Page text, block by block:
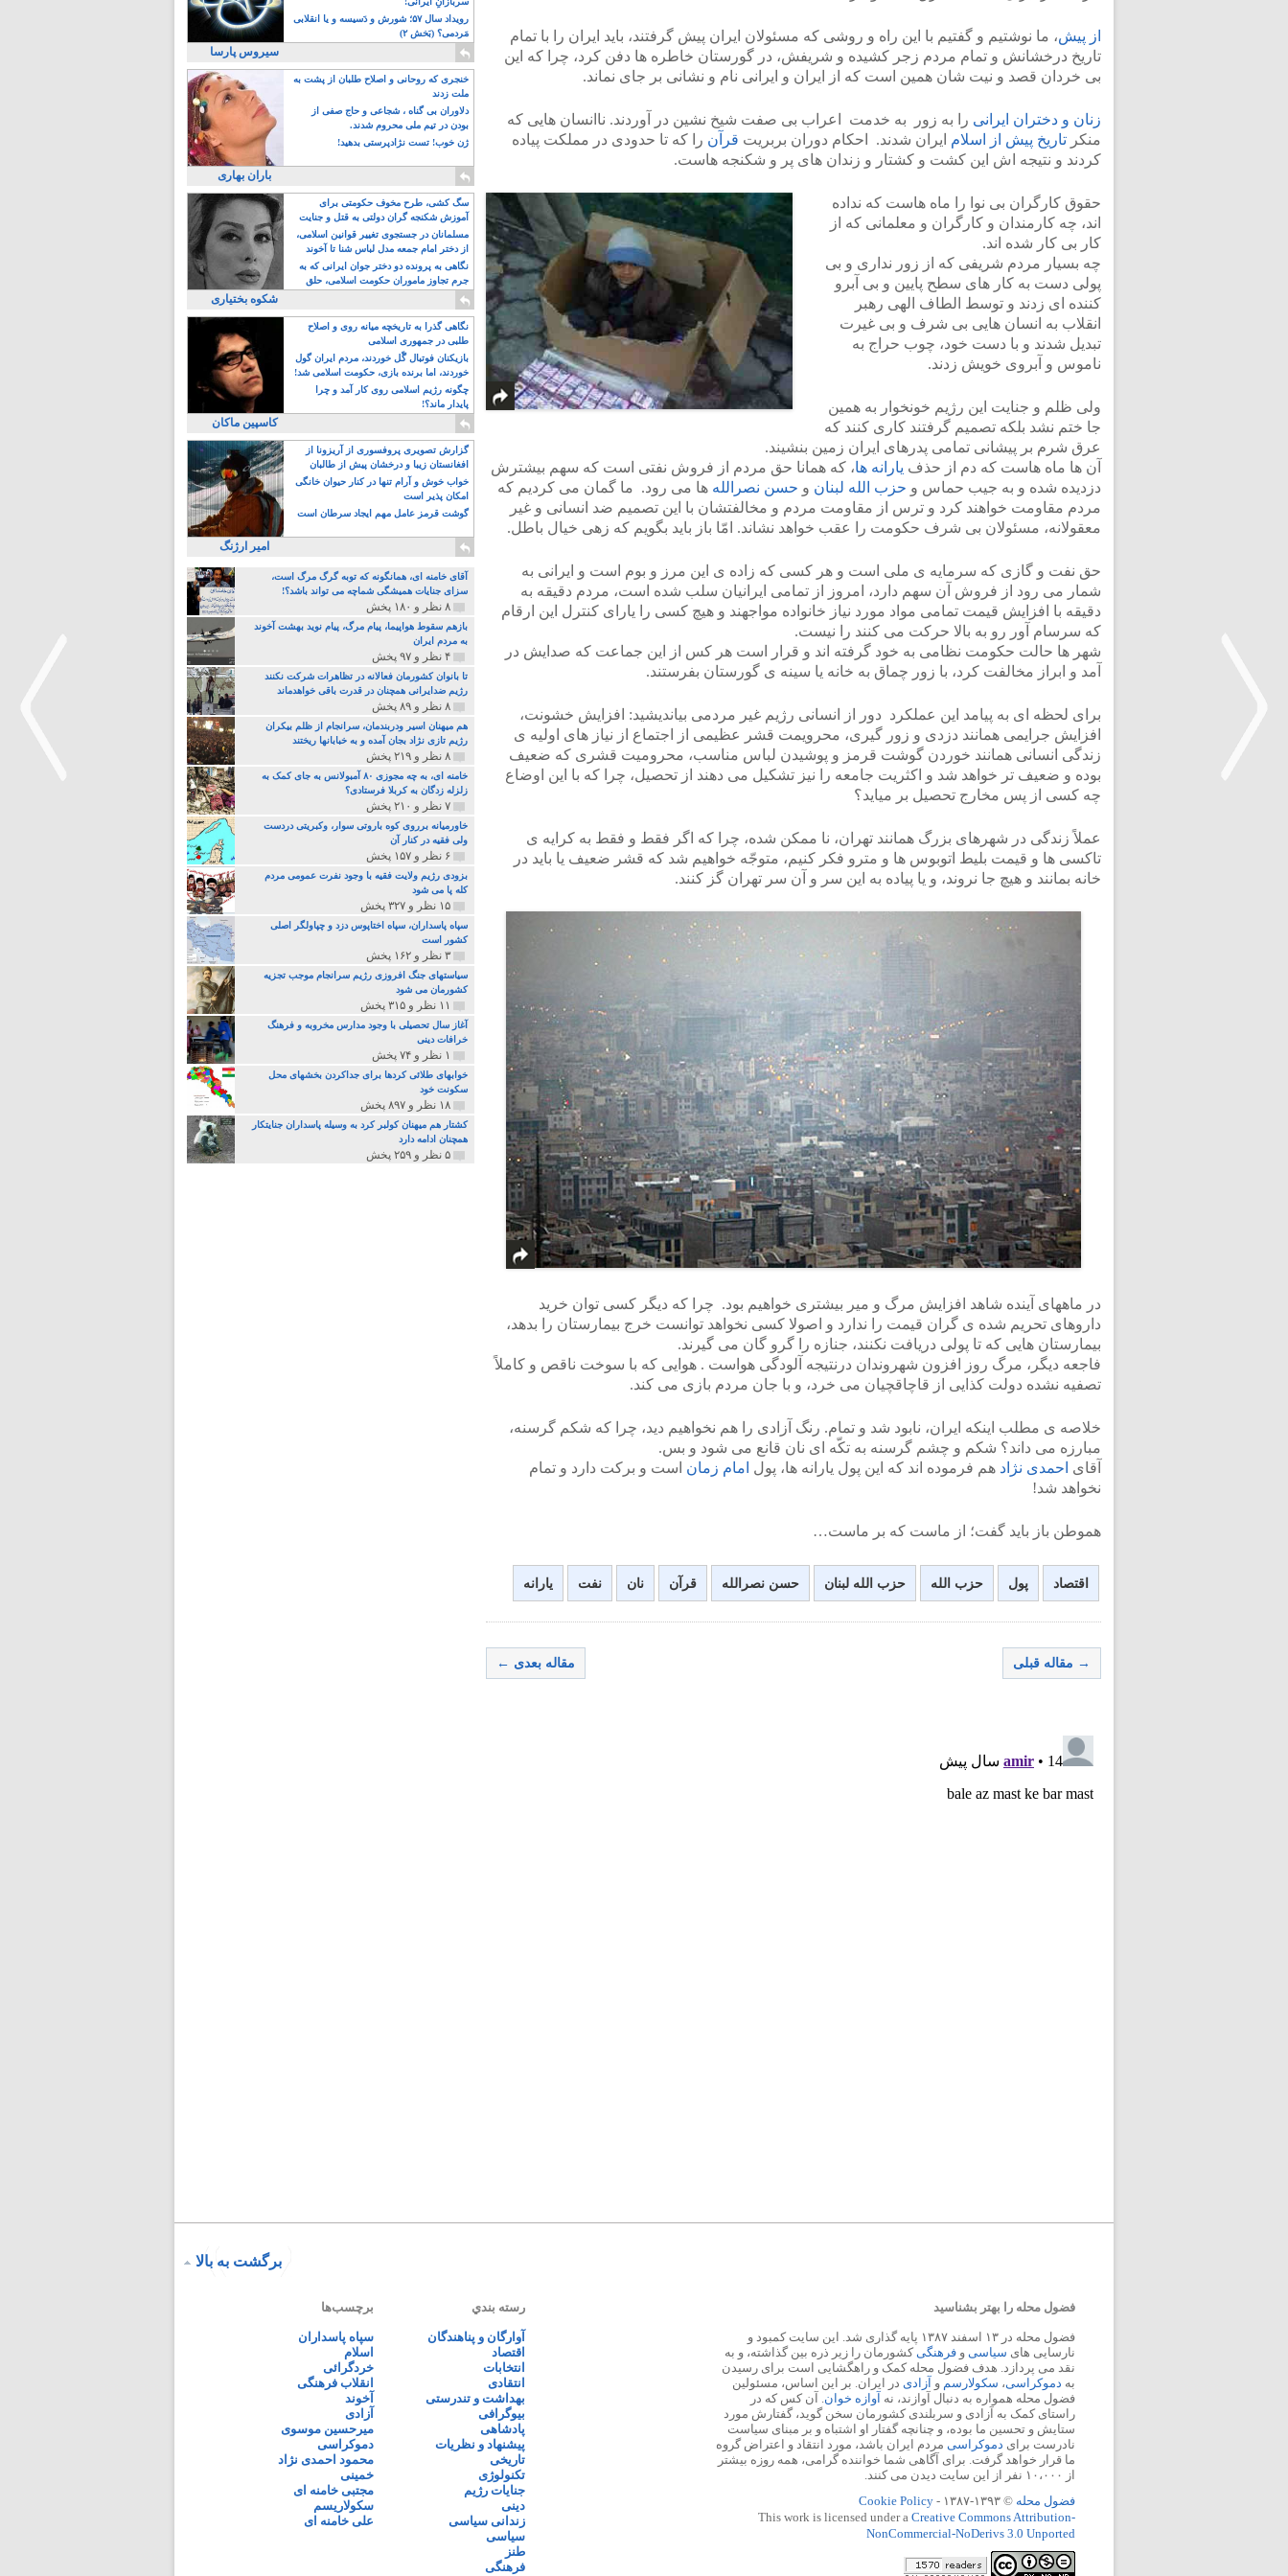
از پیش، ما نوشتیم و گفتیم با این راه و روشی که مسئولان ایران پیش گرفتند، باید ایران را با تمام
تاریخ درخشانش و تمام مردم زجر کشیده و شریفش، در گورستان خاطره ها دفن کرد، چرا که این
بی خردان قصد و نیت شان همین است که از ایران و ایرانی نام و نشانی بر جای نماند.
زنان و دختران ایرانی را به زور به خدمت اعراب بی صفت شیخ نشین در آوردند. ناانسان هایی که
منکر تاریخ پیش از اسلام ایران شدند. احکام دوران بربریت قرآن را که تا حدودی در مملکت پیاده
کردند و نتیجه اش این کشت و کشتار و زندان های پر و شکنجه هاست.
حقوق کارگران بی نوا را ماه هاست که نداده
اند، چه کارمندان و کارگران و معلمانی که از
کار بی کار شده اند.
چه بسیار مردم شریفی که از زور نداری و بی
پولی دست به کار های سطح پایین و بی آبرو
کننده ای زدند و توسط الطاف الهی رهبر
انقلاب به انسان هایی بی شرف و بی غیرت
تبدیل شدند و با دست خود، چوب حراج به
ناموس و آبروی خویش زدند.
ولی ظلم و جنایت این رژیم خونخوار به همین
جا ختم نشد بلکه تصمیم گرفتند کاری کنند که
عرق شرم بر پیشانی تمامی پدرهای ایران زمین بنشیند.
آن ها ماه هاست که دم از حذف یارانه ها، که همانا حق مردم از فروش نفتی است که سهم بیشترش
دزدیده شده و به جیب حماس و حزب الله لبنان و حسن نصرالله ها می رود. ما گمان می کردیم که
مردم مقاومت خواهند کرد و ترس از مقاومت مردم و مخالفتشان با این تصمیم ضد انسانی و غیر
معقولانه، مسئولان بی شرف حکومت را عقب خواهد نشاند. امّا باز باید بگویم که زهی خیال باطل.
حق نفت و گازی که سرمایه ی ملی است و هر کسی که زاده ی این مرز و بوم است و ایرانی به
شمار می رود از فروش آن سهم دارد، امروز از تمامی ایرانیان سلب شده است، مردم دقیقه به
دقیقه با افزایش قیمت تمامی مواد مورد نیاز خانواده مواجهند و هیچ کسی را یارای کنترل این ارقام
که سرسام آور رو به بالا حرکت می کنند را نیست.
شهر ها حالت حکومت نظامی به خود گرفته اند و قرار است هر کس از این جماعت که صدایش در
آمد و ابراز مخالفت کرد، با زور چماق به خانه یا سینه ی گورستان بفرستند.
برای لحظه ای به پیامد این عملکرد دور از انسانی رژیم غیر مردمی بیاندیشید: افزایش خشونت،
افزایش جرایمی همانند دزدی و زور گیری، محرویمت قشر عظیمی از اجتماع از نیاز های اولیه ی
زندگی انسانی همانند خوردن گوشت قرمز و پوشیدن لباس مناسب، محرومیت قشری که ضعیف
بوده و ضعیف تر خواهد شد و اکثریت جامعه را نیز تشکیل می دهند از تحصیل، چرا که با این اوضاع
چه کسی از پس مخارج تحصیل بر میاید؟
عملاً زندگی در شهرهای بزرگ همانند تهران، نا ممکن شده، چرا که اگر فقط و فقط به کرایه ی
تاکسی ها و قیمت بلیط اتوبوس ها و مترو فکر کنیم، متوجّه خواهیم شد که قشر ضعیف یا باید در
خانه بمانند و هیچ جا نروند، و یا پیاده به این سر و آن سر تهران گز کنند.
در ماههای آینده شاهد افزایش مرگ و میر بیشتری خواهیم بود. چرا که دیگر کسی توان خرید
داروهای تحریم شده ی گران قیمت را ندارد و اصولا کسی نخواهد توانست خرج بیمارستان را بدهد،
بیمارستان هایی که تا پولی دریافت نکنند، جنازه را گرو گان می گیرند.
فاجعه دیگر، مرگ روز افزون شهروندان درنتیجه آلودگی هواست . هوایی که با سوخت ناقص و کاملاً
تصفیه نشده دولت کذایی از قاچاقچیان می خرد، و با جان مردم بازی می کند.
خلاصه ی مطلب اینکه ایران، نابود شد و تمام. رنگ آزادی را هم نخواهیم دید، چرا که شکم گرسنه،
مبارزه می داند؟ شکم و چشم گرسنه به تکّه ای نان قانع می شود و بس.
آقای احمدی نژاد هم فرموده اند که این پول یارانه ها، پول امام زمان است و برکت دارد و تمام
نخواهد شد!
هموطن باز باید گفت؛ از ماست که بر ماست…
اقتصاد پول حزب الله حزب الله لبنان حسن نصرالله قرآن نان نفت یارانه
→ مقاله قبلی مقاله بعدی ←
رویداد سال ۵۷؛ شورش و دَسیسه و یا انقلابی
مَردمی؟ (بَخش ۲)
سیروس پارسا
خنجری که روحانی و اصلاح طلبان از پشت به
ملت زدند
دلاوران بی گناه ، شجاعی و حاج صفی از
بودن در تیم ملی محروم شدند.
ژن خوب! تست نژادپرستی بدهید!
باران بهاری
سگ کشی، طرح مخوف حکومتی برای
آموزش شکنجه گران دولتی به قتل و جنایت
بیشتر
مسلمانان در جستجوی تغییر قوانین اسلامی،
از دختر امام جمعه مدل لباس شنا تا آخوند
مسلمان همجنسگرا!
نگاهی به پرونده دو دختر جوان ایرانی که به
جرم تجاوز ماموران حکومت اسلامی، حلق
آویز شدند!
شکوه بختیاری
نگاهی گذرا به تاریخچه میانه روی و اصلاح
طلبی در جمهوری اسلامی
بازیکنان فوتبال گًل خوردند، مردم ایران گول
خوردند، اما برنده بازی، حکومت اسلامی شد!
چگونه رژیم اسلامی روی کار آمد و چرا
پایدار ماند؟!
کاسپین ماکان
گزارش تصویری پروفسوری از آریزونا از
افغانستان زیبا و درخشان پیش از طالبان
خواب خوش و آرام تنها در کنار حیوان خانگی
امکان پذیر است
گوشت قرمز عامل مهم ایجاد سرطان است
امیر ارژنگ
آقای خامنه ای، همانگونه که توبه گرگ مرگ است،
سزای جنایات همیشگی شماچه می تواند باشد؟!
۸ نظر و ۱۸۰ پخش
بازهم سقوط هواپیما، پیام مرگ، پیام نوید بهشت آخوند
به مردم ایران
۴ نظر و ۹۷ پخش
تا بانوان کشورمان فعالانه در تظاهرات شرکت نکنند
رژیم ضدایرانی همچنان در قدرت باقی خواهدماند
۸ نظر و ۸۹ پخش
هم میهنان اسیر ودربندمان، سرانجام از ظلم بیکران
رژیم تازی نژاد بجان آمده و به خبابانها ریختند
۸ نظر و ۲۱۹ پخش
خامنه ای، به چه مجوزی ۸۰ آمبولانس به جای کمک به
زلزله زدگان به کربلا فرستادی؟
۷ نظر و ۲۱۰ پخش
خاورمیانه برروی کوه باروتی سوار، وکبریتی دردست
ولی فقیه در کنار آن
۶ نظر و ۱۵۷ پخش
بزودی رژیم ولایت فقیه با وجود نفرت عمومی مردم
کله پا می شود
۱۵ نظر و ۳۲۷ پخش
سپاه پاسداران، سپاه اختاپوس دزد و چپاولگر اصلی
کشور است
۳ نظر و ۱۶۲ پخش
سیاستهای جنگ افروزی رژیم سرانجام موجب تجزیه
کشورمان می شود
۱۱ نظر و ۳۱۵ پخش
آغاز سال تحصیلی با وجود مدارس مخروبه و فرهنگ
خرافات دینی
۱ نظر و ۷۴ پخش
خوابهای طلائی کردها برای جداکردن بخشهای محل
سکونت خود
۱۸ نظر و ۸۹۷ پخش
کشتار هم میهنان کولبر کرد به وسیله پاسداران جنایتکار
همچنان ادامه دارد
۵ نظر و ۲۵۹ پخش
برگشت به بالا
فضول محله را بهتر بشناسید
فضول محله در ۱۳ اسفند ۱۳۸۷ پایه گذاری شد. این سایت کمبود و
نارسایی های سیاسی و فرهنگیکشورمان را زیر ذره بین گذاشته، و به
نقد می پردازد. هدف فضول محله کمک و راهگشایی است برای رسیدن
به دموکراسی، سکولارسم و آزادی در ایران. بر این اساس، مسئولین
فضول محله همواره به دنبال آوازند، نه آوازه خوان. آن کس که در
راستای کمک به آزادی و سربلندی کشورمان سخن گوید، گفتارش مورد
ستایش و تحسین ما بوده، و چنانچه گفتار او اشتباه و بر مبنای سیاست
نادرست برای دموکراسی مردم ایران باشد، مورد انتقاد و اعتراض گروه
ما قرار خواهد گرفت. برای آگاهی شما خواننده گرامی، همه روزه بیشتر
از ۱۰،۰۰۰ نفر از این سایت دیدن می کنند.
فضول محله © ۱۳۹۳-۱۳۸۷ -
Cookie Policy
This work is licensed under a Creative Commons Attribution-
NonCommercial-NoDerivs 3.0 Unported
رسته بندي
آوارگان و پناهندگان
اقتصاد
انتخابات
انتقادی
بهداشت و تندرستی
بیوگرافی
پادشاهی
پیشنهاد و نظریات
تاریخی
تکنولوژی
جنایات رژیم
دینی
زندانی سیاسی
سیاسی
طنز
فرهنگی
برچسب‌ها
سپاه پاسداران
اسلام
خردگرائی
انقلاب فرهنگی
آخوند
آزادی
میرحسین موسوی
دموکراسی
محمود احمدی نژاد
خمینی
مجتبی خامنه ای
سکولاریسم
علی خامنه ای